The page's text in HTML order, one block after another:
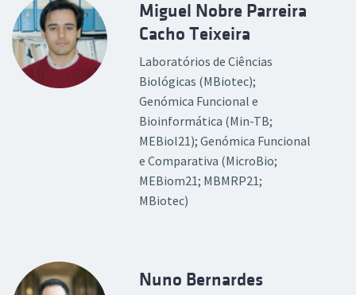
Miguel Nobre Parreira
Cacho Teixeira
Laboratórios de Ciências
Biológicas (MBiotec);
Genómica Funcional e
Bioinformática (Min-TB;
MEBiol21); Genómica Funcional
e Comparativa (MicroBio;
MEBiom21; MBMRP21;
MBiotec)
Nuno Bernardes